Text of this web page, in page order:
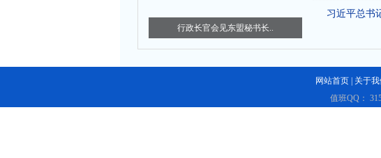
行政长官会见东盟秘书长..
习近平总书
网站首页 | 关于我
值班QQ：